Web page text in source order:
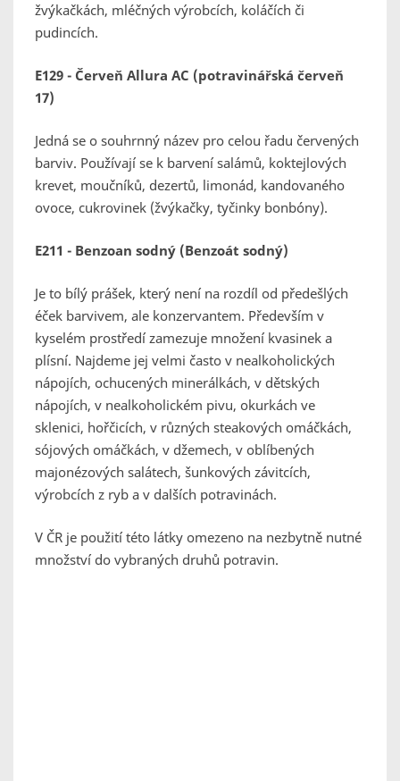
žvýkačkách, mléčných výrobcích, koláčích či
pudincích.
E129 - Červeň Allura AC (potravinářská červeň
17)
Jedná se o souhrnný název pro celou řadu červených
barviv. Používají se k barvení salámů, koktejlových
krevet, moučníků, dezertů, limonád, kandovaného
ovoce, cukrovinek (žvýkačky, tyčinky bonbóny).
E211 - Benzoan sodný (Benzoát sodný)
Je to bílý prášek, který není na rozdíl od předešlých
éček barvivem, ale konzervantem. Především v
kyselém prostředí zamezuje množení kvasinek a
plísní. Najdeme jej velmi často v nealkoholických
nápojích, ochucených minerálkách, v dětských
nápojích, v nealkoholickém pivu, okurkách ve
sklenici, hořčicích, v různých steakových omáčkách,
sójových omáčkách, v džemech, v oblíbených
majonézových salátech, šunkových závitcích,
výrobcích z ryb a v dalších potravinách.
V ČR je použití této látky omezeno na nezbytně nutné
množství do vybraných druhů potravin.